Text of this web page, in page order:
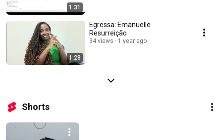
1:31
1:28
Egressa: Emanuelle
Resurreição
34 views 1 year ago
Shorts